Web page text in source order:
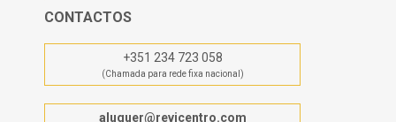
CONTACTOS
+351 234 723 058
(Chamada para rede fixa nacional)
aluguer@revicentro.com